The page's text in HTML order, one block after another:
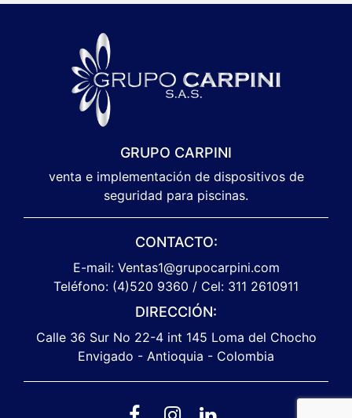
GRUPO CARPINI
venta e implementación de dispositivos de
seguridad para piscinas.
CONTACTO:
E-mail: Ventas1@grupocarpini.com
Teléfono: (4)520 9360 / Cel: 311 2610911
DIRECCIÓN:
Calle 36 Sur No 22-4 int 145 Loma del Chocho
Envigado - Antioquia - Colombia